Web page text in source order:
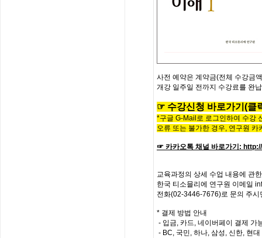
사전 예약은 계약금(전체 수강금
개강 일주일 전까지 수강료를 완
☞ 수강신청 바로가기 (클
*구글 G-Mail로 로그인하여 수강
오류 또는 불가한 경우, 연구원 카
☞ 카카오톡 채널 바로가기 :
교육과정의 상세 수업 내용에 관한
한국 티소믈리에 연구원 이메일
전화(02-3446-7676)로 문의 주시
* 결제 방법 안내
- 입금, 카드, 네이버페이 결제 가
- BC, 국민, 하나, 삼성, 신한, 현